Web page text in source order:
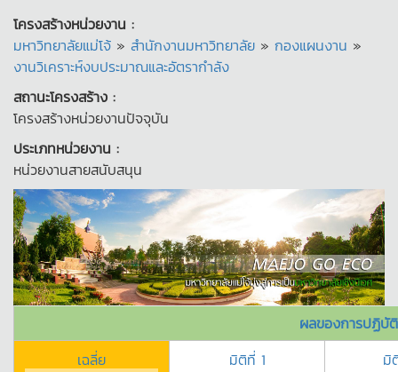
โครงสร้างหน่วยงาน :
มหาวิทยาลัยแม่โจ้ » สำนักงานมหาวิทยาลัย » กองแผนงาน »
งานวิเคราะห์งบประมาณและอัตรากำลัง
สถานะโครงสร้าง :
โครงสร้างหน่วยงานปัจจุบัน
ประเภทหน่วยงาน :
หน่วยงานสายสนับสนุน
ผลของการปฏิบั
เฉลี่ย
มิติที่ 1 มิ